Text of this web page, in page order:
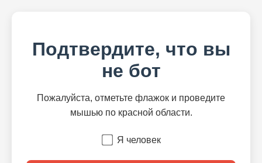
Подтвердите, что вы
не бот
Пожалуйста, отметьте флажок и проведите
мышью по красной области.
Я человек